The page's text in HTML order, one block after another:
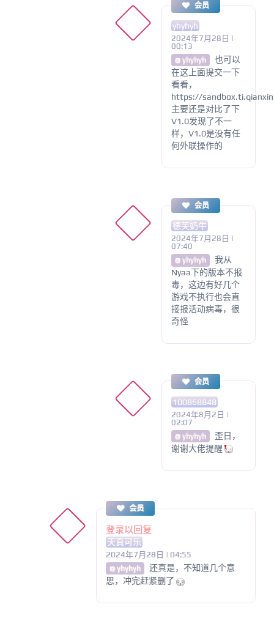
会员
yhyhyh
2024年7月28日 |
00:13
@ yhyhyh
也可以
在这上面提交一下
看看，
https://
主要还是对比了下
V1.0发现了不一
样，V1.0是没有任
何外联操作的
会员
德芙奶牛
2024年7月28日 |
07:40
@ yhyhyh
我从
Nyaa下的版本不报
毒，这边有好几个
游戏不执行也会直
接报活动病毒，很
奇怪
会员
100868848
2024年8月2日 |
02:07
@ yhyhyh
歪日，
谢谢大佬提醒
会员
登录以回复
天真可乐
2024年7月28日 | 04:55
@ yhyhyh
还真是，不知道几个意
思，冲完赶紧删了